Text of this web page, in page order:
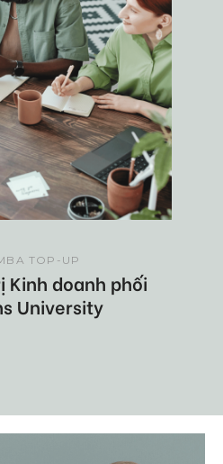
TOP-UP
Kinh doanh phối
University